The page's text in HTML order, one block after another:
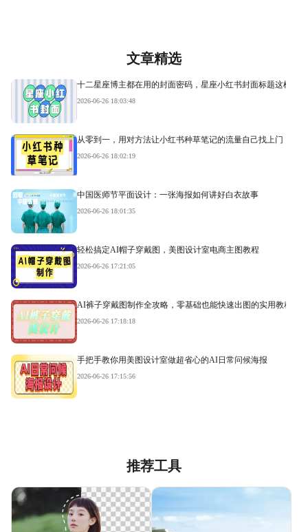
文章精选
十二星座博主都在用的封面密码，星座小红书封面标题这样写
2026-06-26 18:03:48
从零到一，用对方法让小红书种草笔记的流量自己找上门
2026-06-26 18:02:19
中国医师节平面设计：一张海报如何讲好白衣故事
2026-06-26 18:01:35
轻松搞定AI帽子穿戴图，美图设计室电商主图教程
2026-06-26 17:21:05
AI裤子穿戴图制作全攻略，零基础也能快速出图的实用教程
2026-06-26 17:18:18
手把手教你用美图设计室做超省心的AI日常问候海报
2026-06-26 17:15:56
推荐工具